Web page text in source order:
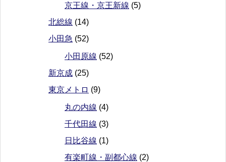
京王線・京王新線 (5)
北総線 (14)
小田急 (52)
小田原線 (52)
新京成 (25)
東京メトロ (9)
丸の内線 (4)
千代田線 (3)
日比谷線 (1)
有楽町線・副都心線 (2)